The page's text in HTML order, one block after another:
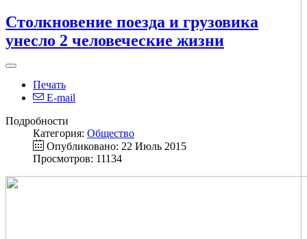
Столкновение поезда и грузовика
унесло 2 человеческие жизни
Печать
E-mail
Подробности
Категория: Общество
Опубликовано: 22 Июль 2015
Просмотров: 11134